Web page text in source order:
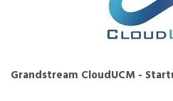
Grandstream CloudUCM -